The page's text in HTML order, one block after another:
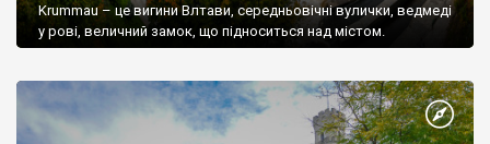
Krummau – це вигини Влтави, середньовічні вулички, ведмеді
у рові, величний замок, що підноситься над містом.